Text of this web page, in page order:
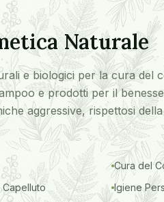
Naturale
e biologici per la cura del
e prodotti per il
aggressive, rispettosi
Cura del
Igiene